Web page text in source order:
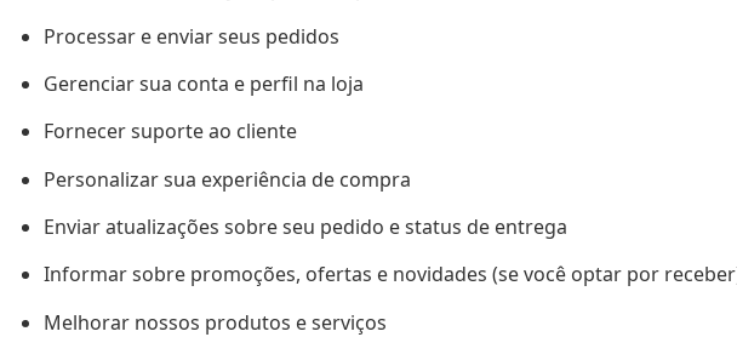
Processar e enviar seus pedidos
Gerenciar sua conta e perfil na loja
Fornecer suporte ao cliente
Personalizar sua experiência de compra
Enviar atualizações sobre seu pedido e status de entrega
Informar sobre promoções, ofertas e novidades (se você optar por
Melhorar nossos produtos e serviços